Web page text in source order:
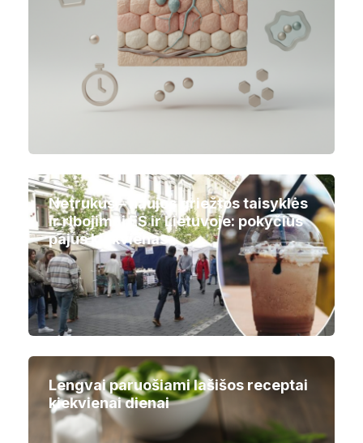
Netrukus – naujos griežtos taisyklės
ir ribojimai ES ir Lietuvoje: pokyčius
pajus kiekvienas
Lengvai paruošiami lašišos receptai
kiekvienai dienai